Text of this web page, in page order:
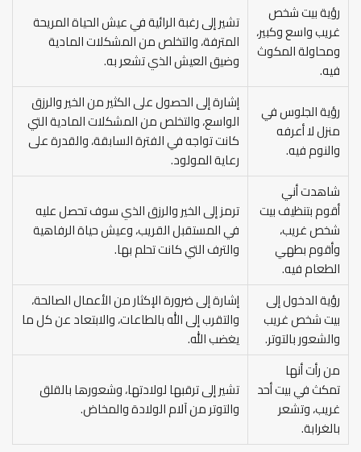
رؤية بيت شخص
غريب واسع وكبير،
ومحاولة المكوث
فيه.
تشير إلى رغبة الرائية في عيش الحياة المريحة
المترفة، والتخلص من المشكلات المادية
وضيق العيش الذي تشعر به.
رؤية الجلوس في
منزل لا أعرفه
والنوم فيه.
إشارة إلى الحصول على الكثير من الخير والرزق
الواسع، والتخلص من المشكلات المادية التي
كانت تواجه في الفترة السابقة، والقدرة على
رعاية المولود.
شاهدت أني
أقوم بتنظيف بيت
شخص غريب،
وأقوم بطهي
الطعام فيه.
ترمز إلى الخير والرزق الذي سوف تحصل عليه
في المستقبل القريب، وعيش حياة الرفاهية
والترف التي كانت تحلم بها.
رؤية الدخول إلى
بيت شخص غريب
والشعور بالتوتر.
إشارة إلى ضرورة الإكثار من الأعمال الصالحة،
والتقرب إلى الله بالطاعات، والابتعاد عن كل ما
يغضب الله.
من رأت أنها
تمكث في بيت أحد
غريب، وتشعر
بالغرابة.
تشير إلى ترقبها لولادتها، وشعورها بالقلق
والتوتر من آلام الولادة والمخاض.